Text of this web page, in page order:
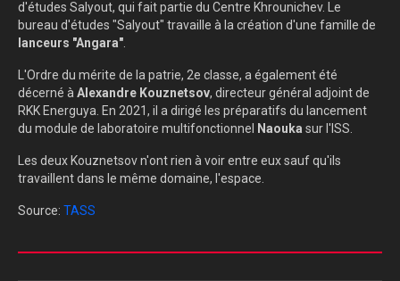
d'études Salyout, qui fait partie du Centre Khrounichev. Le
bureau d'études "Salyout" travaille à la création d'une famille de
lanceurs "Angara"
L'Ordre du mérite de la patrie, 2e classe, a également été
décerné à Alexandre Kouznetsov, directeur général adjoint de
RKK Energuya. En 2021, il a dirigé les préparatifs du lancement
du module de laboratoire multifonctionnel Naouka sur l'ISS.
Les deux Kouznetsov n'ont rien à voir entre eux sauf qu'ils
travaillent dans le même domaine, l'espace.
Source: TASS